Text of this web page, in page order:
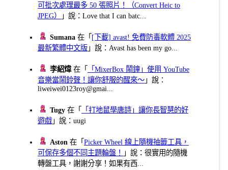
可批次處理最多 50 張照片！（Convert Heic to
JPEG）
」說：Love that I can batc...
Sumana 在「 [下載] avast! 免費防毒軟體 2025
最新繁體中文版 」說：Avast has been my go...
李紹煒在「
「MixerBox 鬧鐘」使用 YouTube
音樂當鬧鈴聲！讓你舒服的醒來～ 」說：
liweiwei0123roy@gmai...
Tugy 在「
「打地鼠學唐詩」讓你長智慧的好
遊戲 」說：uugi
Aston 在「Picker Wheel 線上隨機抽籤工具，
可保存多個不同主題輪盤！
」說：很實用的隨機
轉盤工具，謝謝分享！如果有西...